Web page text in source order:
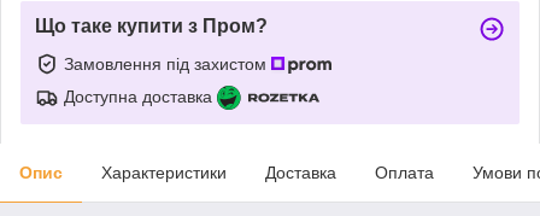
Що таке купити з Пром?
Замовлення під захистом
Доступна доставка
Опис Характеристики Доставка Оплата Умови